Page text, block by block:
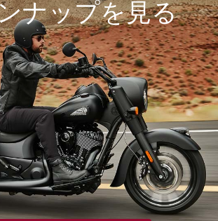
ナップを見る